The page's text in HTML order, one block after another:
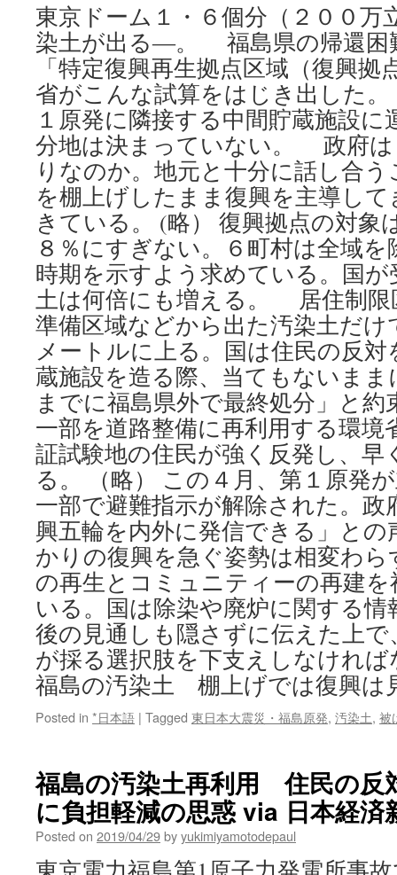
東京ドーム１・６個分（２００万
染土が出る―。 福島県の帰還困
「特定復興再生拠点区域（復興
省がこんな試算をはじき出した
１原発に隣接する中間貯蔵施設
分地は決まっていない。 政府は
りなのか。地元と十分に話し合
を棚上げしたまま復興を主導し
きている。 (略） 復興拠点の対象
８％にすぎない。６町村は全域
時期を示すよう求めている。国
土は何倍にも増える。 居住制限
準備区域などから出た汚染土だけ
メートルに上る。国は住民の反
蔵施設を造る際、当てもないまま
までに福島県外で最終処分」と
一部を道路整備に再利用する環境
証試験地の住民が強く反発し、
る。 （略） この４月、第１原発
一部で避難指示が解除された。
興五輪を内外に発信できる」と
かりの復興を急ぐ姿勢は相変わ
の再生とコミュニティーの再建
いる。国は除染や廃炉に関する
後の見通しも隠さずに伝えた上
が採る選択肢を下支えしなけれ
福島の汚染土 棚上げでは復興は
Posted in *日本語 | Tagged 東日本大震災・福島原発, 汚染土, 被
福島の汚染土再利用 住民の反
に負担軽減の思惑 via 日本経済
Posted on 2019/04/29byyukimiyamotodepaul